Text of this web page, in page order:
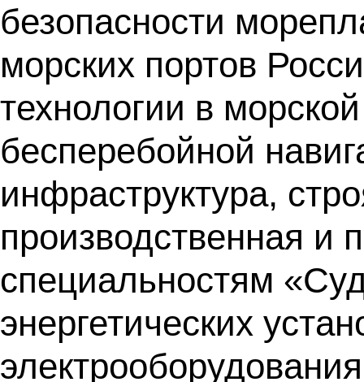
безопасности
морских портов
технологии в
бесперебойной
инфраструктура,
производственная и
специальностям
энергетических